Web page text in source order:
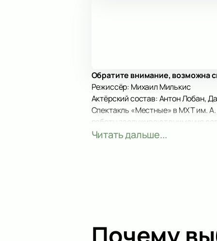
Обратите внимание, возможна
Режиссёр: Михаил Милькис
Актёрский состав: Антон Лобан,
Спектакль «Местные» в МХТ им. А.
работы заслуживают внимания
аспекты человеческой природы
МХТ им. А. П. Чехова — это не
продолжает традицию
с глубокими и многогранными
Чтобы стать частью этого
Читать дальше...